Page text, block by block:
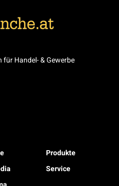
Handel- & Gewerbe
Produkte
Service